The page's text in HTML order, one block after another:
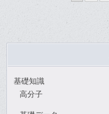
ビ
ー
シ
ョ
基礎知識
高分子